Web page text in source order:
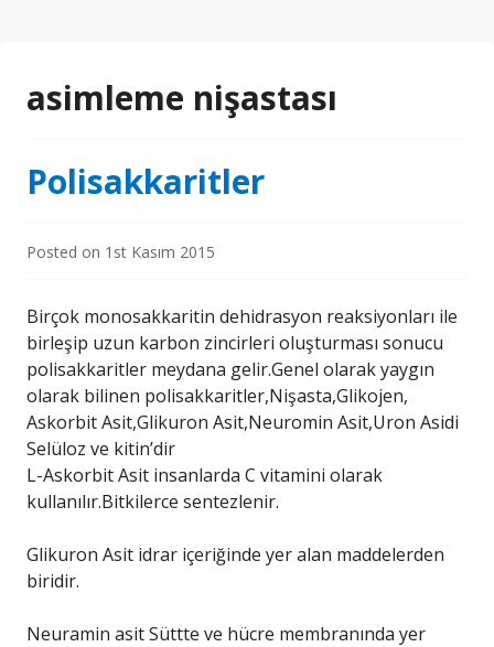
asimleme nişastası
Polisakkaritler
Posted on 1st Kasım 2015
Birçok monosakkaritin dehidrasyon reaksiyonları ile
birleşip uzun karbon zincirleri oluşturması sonucu
polisakkaritler meydana gelir.Genel olarak yaygın
olarak bilinen polisakkaritler,Nişasta,Glikojen,
Askorbit Asit,Glikuron Asit,Neuromin Asit,Uron Asidi
Selüloz ve kitin’dir
L-Askorbit Asit insanlarda C vitamini olarak
kullanılır.Bitkilerce sentezlenir.
Glikuron Asit idrar içeriğinde yer alan maddelerden
biridir.
Neuramin asit Süttte ve hücre membranında yer